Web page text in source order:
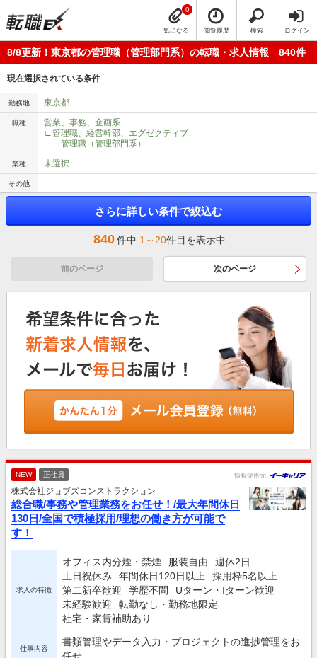
気になる
0
閲覧履歴 検索 ログイン
8/8更新！東京都の管理職（管理部門系）の転職・求人情報 840件
現在選択されている条件
勤務地 東京都
職種
営業、事務、企画系
∟管理職、経営幹部、エグゼクティブ
∟管理職（管理部門系）
業種 未選択
その他
さらに詳しい条件で絞込む
840件中 1～20件目を表示中
前のページ 次のページ
NEW 正社員 情報提供元
株式会社ジョブズコンストラクション
総合職/事務や管理業務をお任せ！/最大年間休日
130日/全国で積極採用/理想の働き方が可能で
す！
求人の特徴
オフィス内分煙・禁煙 服装自由
週休2日
土日祝休み
年間休日120日以上
採用枠5名以上
第二新卒歓迎
学歴不問
Uターン・Iターン歓迎
未経験歓迎
転勤なし・勤務地限定
社宅・家賃補助あり
仕事内容
書類管理やデータ入力・プロジェクトの進捗管理をお
任せ...